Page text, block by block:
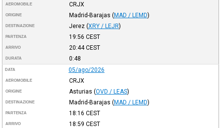
AEROMOBILE CRJX
ORIGINE Madrid-Barajas (MAD / LEMD)
DESTINAZIONE Jerez (XRY / LEJR)
PARTENZA 19:56 CEST
ARRIVO 20:44CEST
DURATA 0:48
DATA 05/ago/2026
AEROMOBILE CRJX
ORIGINE Asturias (OVD / LEAS)
DESTINAZIONE Madrid-Barajas (MAD / LEMD)
PARTENZA 18:16 CEST
ARRIVO 18:59 CEST